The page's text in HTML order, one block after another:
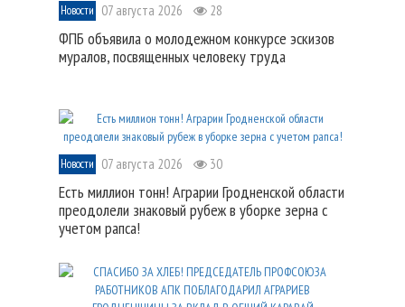
Новости 07 августа 2026 28
ФПБ объявила о молодежном конкурсе эскизов
муралов, посвященных человеку труда
Новости 07 августа 2026 30
Есть миллион тонн! Аграрии Гродненской области
преодолели знаковый рубеж в уборке зерна с
учетом рапса!